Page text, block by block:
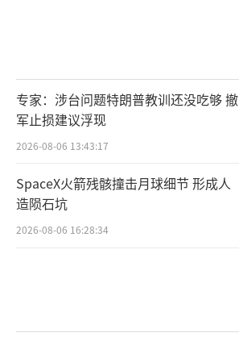
专家：涉台问题特朗普教训还没吃够 撤
军止损建议浮现
2026-08-06 13:43:17
SpaceX火箭残骸撞击月球细节 形成人
造陨石坑
2026-08-06 16:28:34